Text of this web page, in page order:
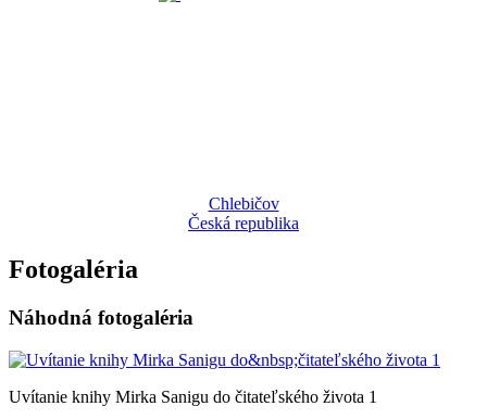
Chlebičov
Česká republika
Fotogaléria
Náhodná fotogaléria
Uvítanie knihy Mirka Sanigu do čitateľského života 1